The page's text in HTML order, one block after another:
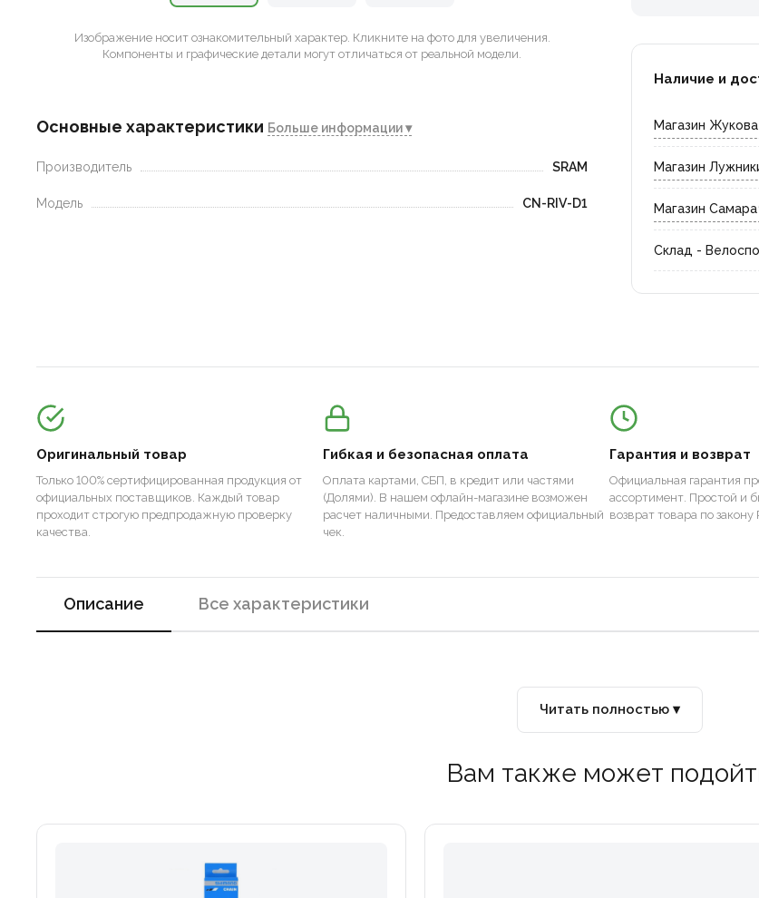
Изображение носит ознакомительный характер. Кликните на фото для увеличения.
Компоненты и графические детали могут отличаться от реальной модели.
Основные характеристики Больше информации ▾
Производитель SRAM
Модель CN-RIV-D1
Наличие и
Магазин Жукова
Магазин
Магазин Самара
Склад -
Оригинальный товар
Только 100% сертифицированная продукция от
официальных поставщиков. Каждый товар
проходит строгую предпродажную проверку
качества.
Гибкая и безопасная оплата
Оплата картами, СБП, в кредит или частями
(Долями). В нашем офлайн-магазине возможен
расчет наличными. Предоставляем официальный
чек.
Гарантия и возврат
Официальная гарантия
ассортимент. Простой и
возврат товара по закону
Описание Все характеристики
Читать полностью ▾
Вам также может